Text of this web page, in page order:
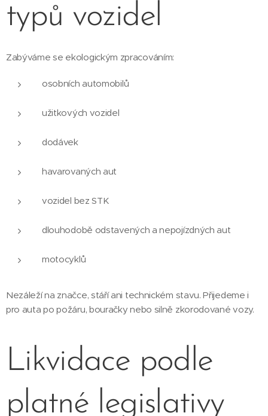
typů vozidel
Zabýváme se ekologickým zpracováním:
osobních automobilů
užitkových vozidel
dodávek
havarovaných aut
vozidel bez STK
dlouhodobě odstavených a nepojízdných aut
motocyklů
Nezáleží na značce, stáří ani technickém stavu. Přijedeme i
pro auta po požáru, bouračky nebo silně zkorodované vozy.
Likvidace podle
platné legislativy